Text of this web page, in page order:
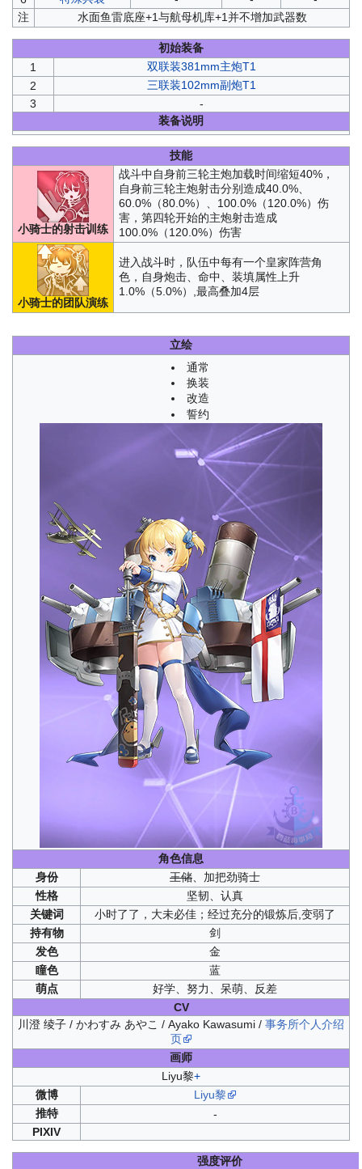
注
水面鱼雷底座+1与航母机库+1并不增加武器数
初始装备
1
双联装381mm主炮T1
2
三联装102mm副炮T1
3
-
装备说明
技能
小骑士的射击训练
战斗中自身前三轮主炮加载时间缩短40%，
自身前三轮主炮射击分别造成40.0%、
60.0%（80.0%）、100.0%（120.0%）伤
害，第四轮开始的主炮射击造成
100.0%（120.0%）伤害
小骑士的团队演练
进入战斗时，队伍中每有一个皇家阵营角
色，自身炮击、命中、装填属性上升
1.0%（5.0%）,最高叠加4层
立绘
通常
换装
改造
誓约
角色信息
身份
王储、加把劲骑士
性格
坚韧、认真
关键词
小时了了，大未必佳；经过充分的锻炼后,变弱了
持有物
剑
发色
金
瞳色
蓝
萌点
好学、努力、呆萌、反差
CV
川澄 绫子 / かわすみ あやこ / Ayako Kawasumi / 事务所个人介绍
页
画师
Liyu黎+
微博
Liyu黎
推特
-
PIXIV
强度评价